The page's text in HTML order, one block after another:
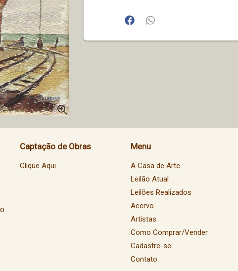
Captação de Obras
Clique Aqui
Menu
A Casa de Arte
Leilão Atual
Leilões Realizados
Acervo
Artistas
Como Comprar/Vender
Cadastre-se
Contato